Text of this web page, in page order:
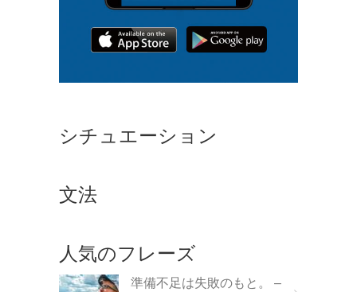
シチュエーション
文法
人気のフレーズ
準備不足は失敗のもと。 –